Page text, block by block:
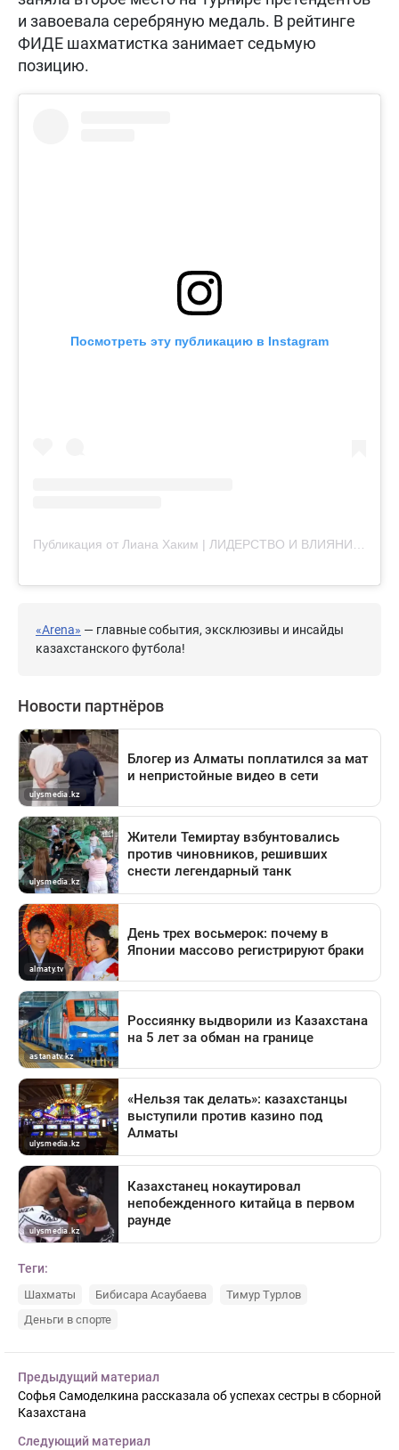
и завоевала серебряную медаль. В рейтинге
ФИДЕ шахматистка занимает седьмую
позицию.
Посмотреть эту публикацию в Instagram
«Arena» — главные события, эксклюзивы и инсайды
казахстанского футбола!
Теги:
Шахматы Бибисара Асаубаева
Тимур Турлов
Деньги в спорте
Предыдущий материал
Софья Самоделкина рассказала об успехах сестры в сборной
Казахстана
Следующий материал